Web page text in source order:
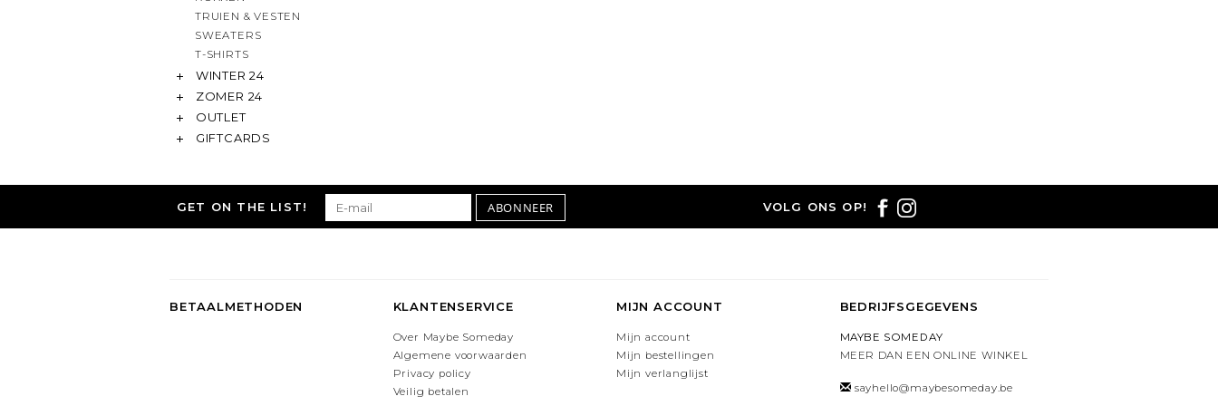
TRUIEN & VESTEN
SWEATERS
T-SHIRTS
WINTER 24
ZOMER 24
OUTLET
GIFTCARDS
GET ON THE LIST! ABONNEER VOLG ONS OP!
BETAALMETHODEN KLANTENSERVICE
Over Maybe Someday
Algemene voorwaarden
Privacy policy
Veilig betalen
MIJN ACCOUNT
Mijn account
Mijn bestellingen
Mijn verlanglijst
BEDRIJFSGEGEVENS
MAYBE SOMEDAY
MEER DAN EEN ONLINE WINKEL
sayhello@maybesomeday.be